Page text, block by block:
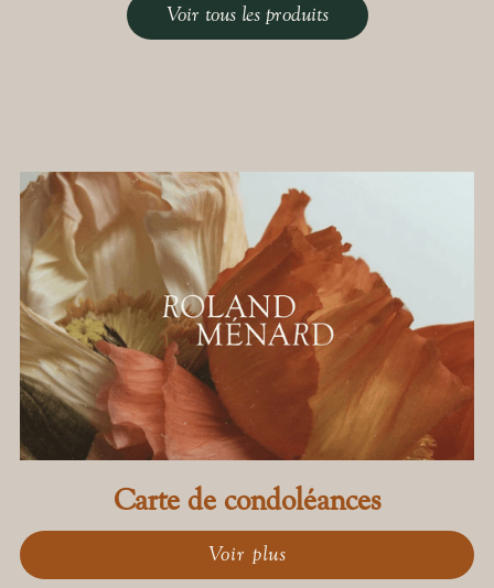
Voir tous les produits
Carte de condoléances
Voir plus